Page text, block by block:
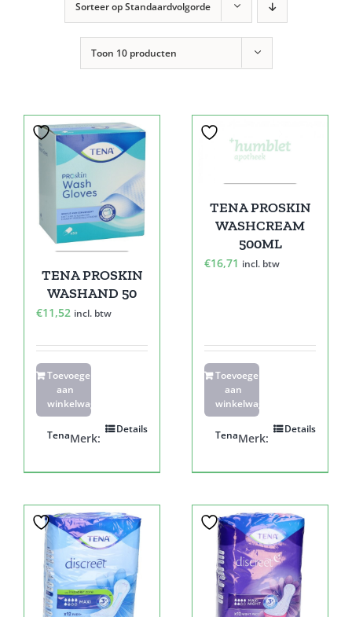
Sorteer opStandaardvolgorde
Toon 10 producten
TENA PROSKIN
WASHAND 50
€11,52 incl. btw
Toevoegen
aan
winkelwagen
Details
Merk:
Tena
TENA PROSKIN
WASHCREAM
500ML
€16,71 incl. btw
Toevoegen
aan
winkelwagen
Details
Merk:
Tena